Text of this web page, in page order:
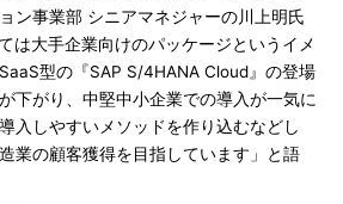
ン事業部 シニアマネジャーの川上明氏
は大手企業向けのパッケージというイメ
型の『SAP S/4HANA Cloud』の登場
下がり、中堅中小企業での導入が一気に
入しやすいメソッドを作り込むなどし
業の顧客獲得を目指しています」と語